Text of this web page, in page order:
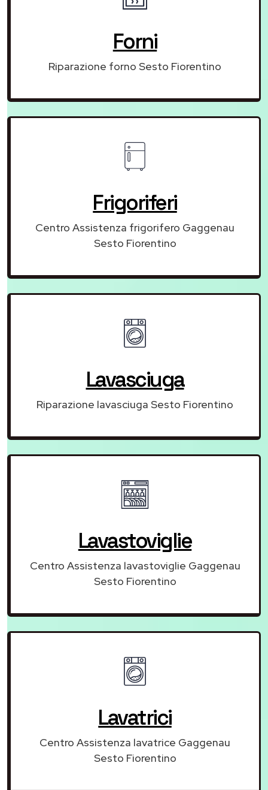
Forni
Riparazione forno Sesto Fiorentino
Frigoriferi
Centro Assistenza frigorifero Gaggenau
Sesto Fiorentino
Lavasciuga
Riparazione lavasciuga Sesto Fiorentino
Lavastoviglie
Centro Assistenza lavastoviglie Gaggenau
Sesto Fiorentino
Lavatrici
Centro Assistenza lavatrice Gaggenau
Sesto Fiorentino